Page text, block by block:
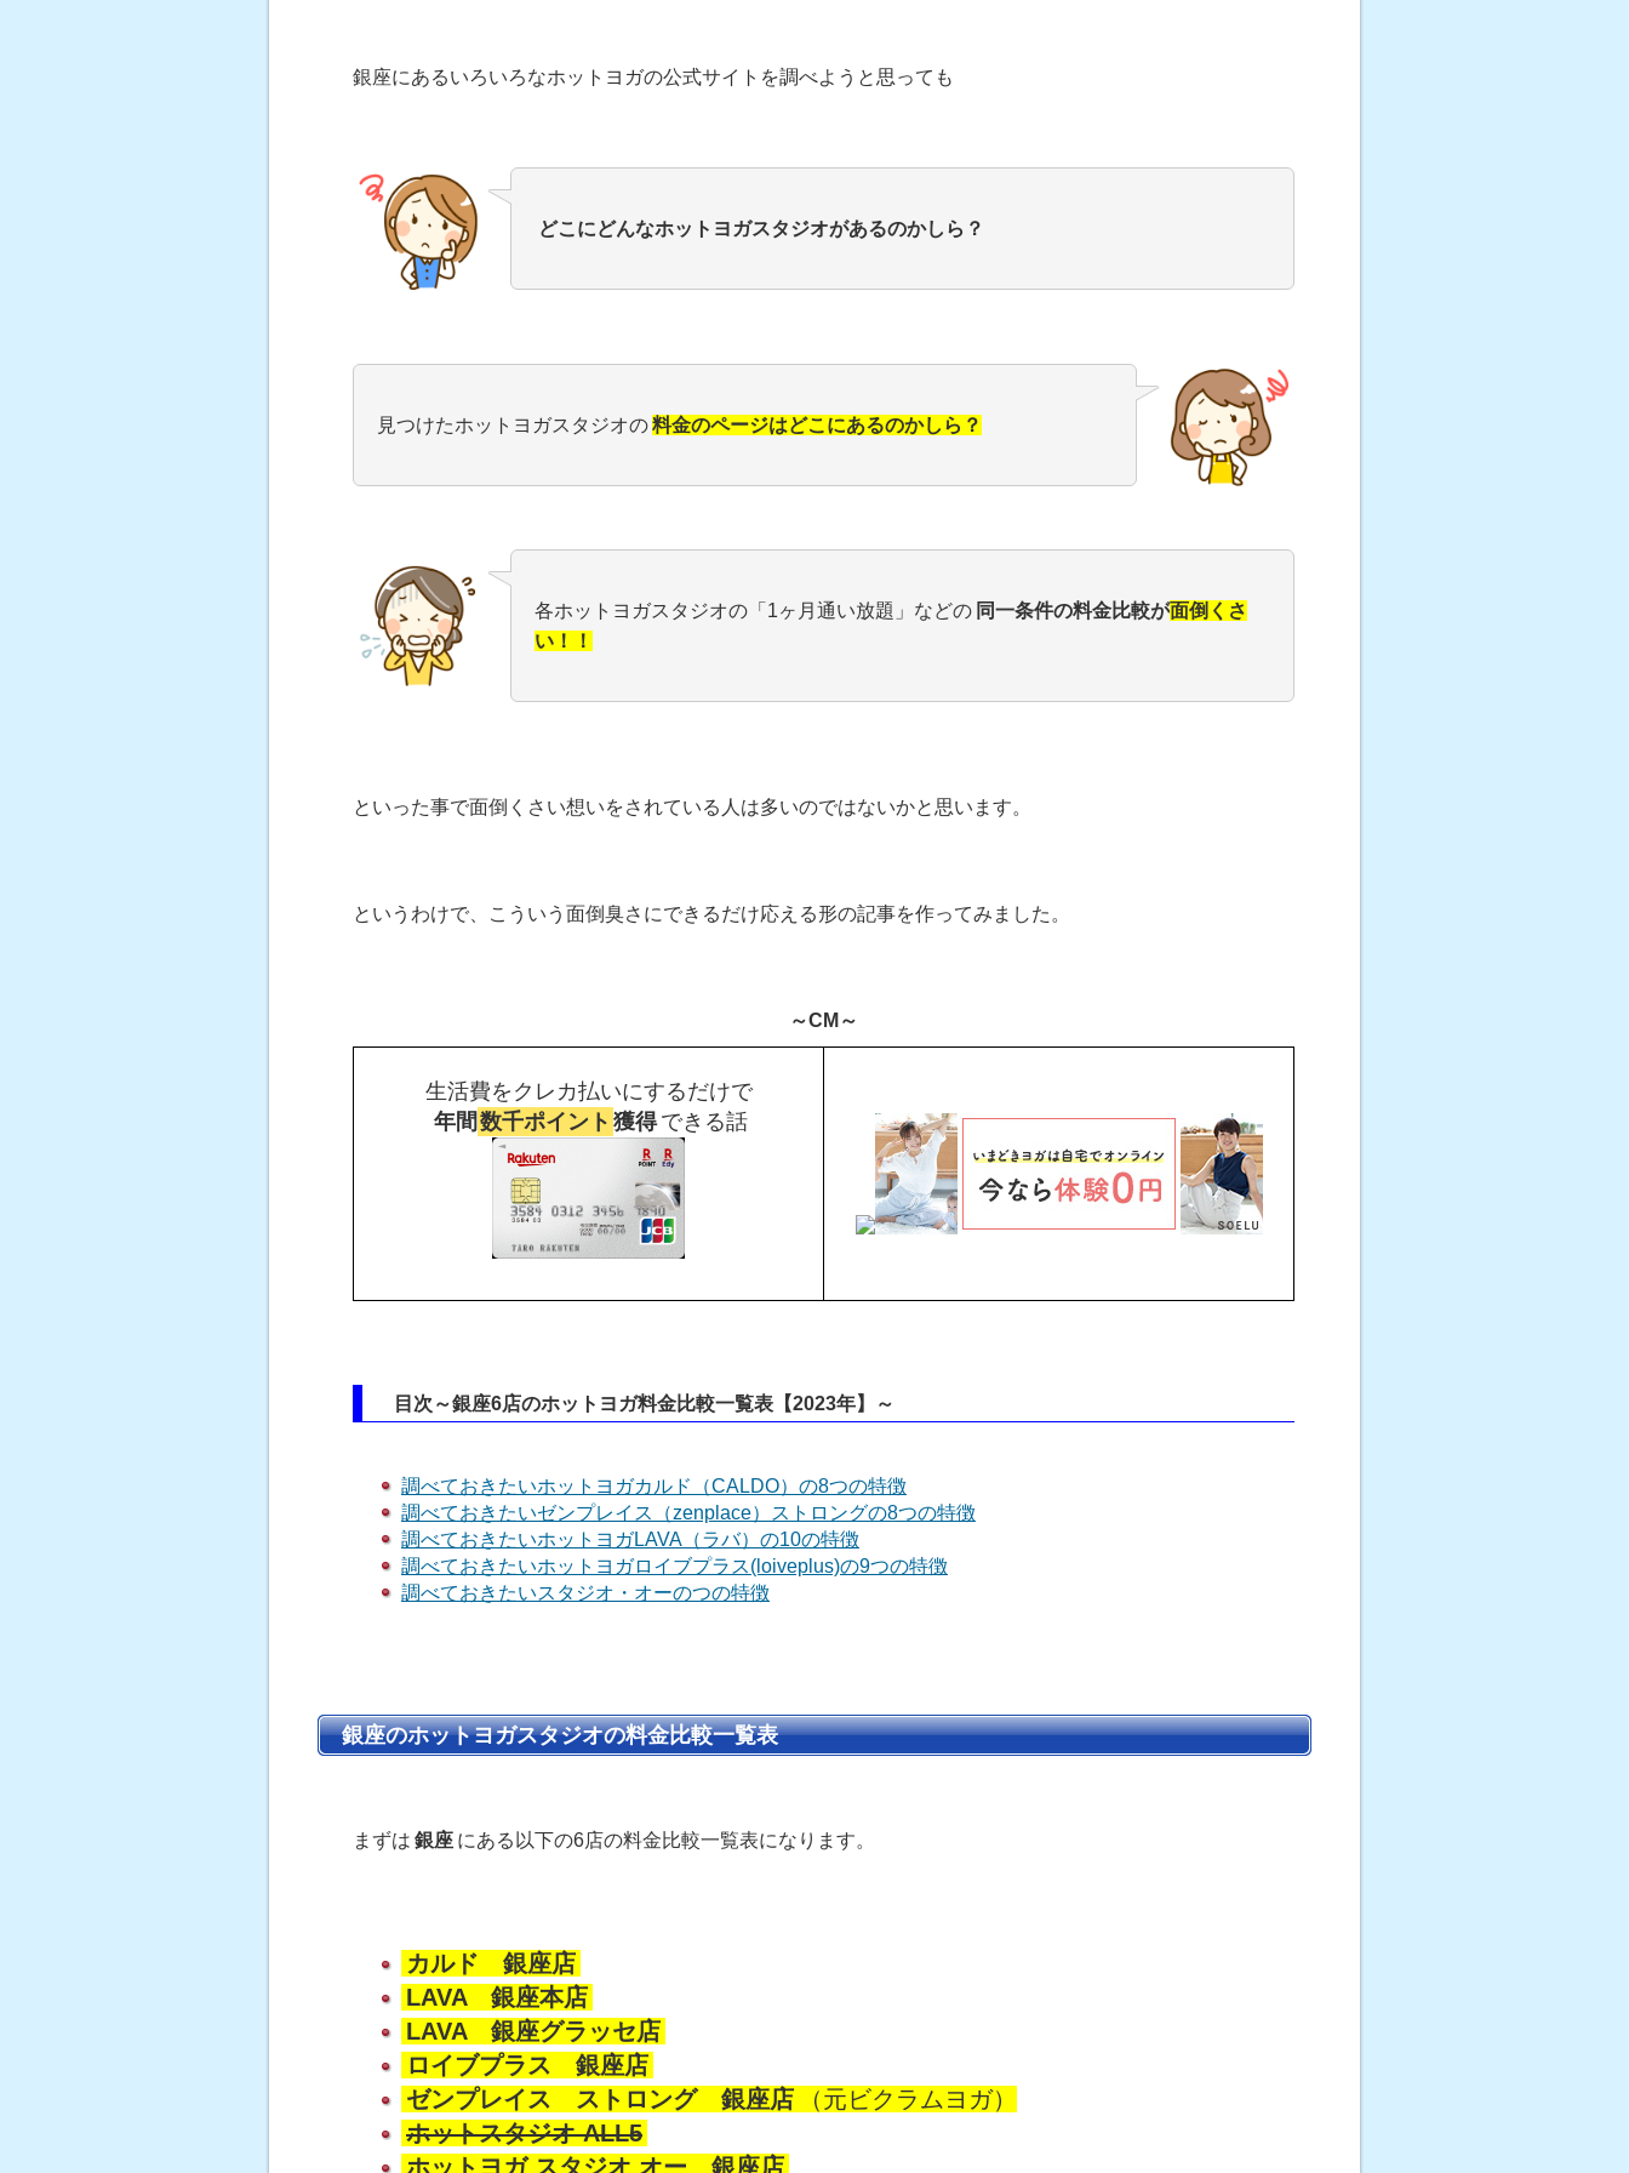
銀座にあるいろいろなホットヨガの公式サイトを調べようと思っても
どこにどんなホットヨガスタジオがあるのかしら？
見つけたホットヨガスタジオの料金のページはどこにあるのかしら？
各ホットヨガスタジオの「1ヶ月通い放題」などの 同一条件の料金比較が面倒くさ
い！！
といった事で面倒くさい想いをされている人は多いのではないかと思います。
というわけで、こういう面倒臭さにできるだけ応える形の記事を作ってみました。
～CM～
生活費をクレカ払いにするだけで
年間 数千ポイント 獲得 できる話
目次～銀座6店のホットヨガ料金比較一覧表【2023年】～
調べておきたいホットヨガカルド（CALDO）の8つの特徴
調べておきたいゼンプレイス（zenplace）ストロングの8つの特徴
調べておきたいホットヨガLAVA（ラバ）の10の特徴
調べておきたいホットヨガロイブプラス(loiveplus)の9つの特徴
調べておきたいスタジオ・オーのつの特徴
銀座のホットヨガスタジオの料金比較一覧表
まずは 銀座 にある以下の6店の料金比較一覧表になります。
カルド 銀座店
LAVA 銀座本店
LAVA 銀座グラッセ店
ロイブプラス 銀座店
ゼンプレイス ストロング 銀座店
（元ビクラムヨガ）
ホットスタジオ ALL5
ホットヨガ スタジオ オー 銀座店